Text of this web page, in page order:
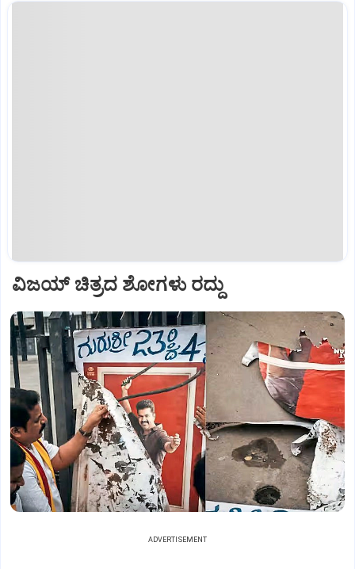
ವಿಜಯ್‌ ಚಿತ್ರದ ಶೋಗಳು ರದ್ದು
ADVERTISEMENT